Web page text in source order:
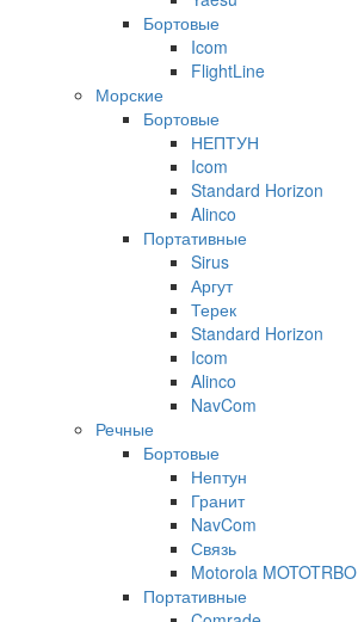
Бортовые
Icom
FlightLine
Морские
Бортовые
НЕПТУН
Icom
Standard Horizon
Alinco
Портативные
Sirus
Аргут
Терек
Standard Horizon
Icom
Alinco
NavCom
Речные
Бортовые
Нептун
Гранит
NavCom
Связь
Motorola MOTOTRBO
Портативные